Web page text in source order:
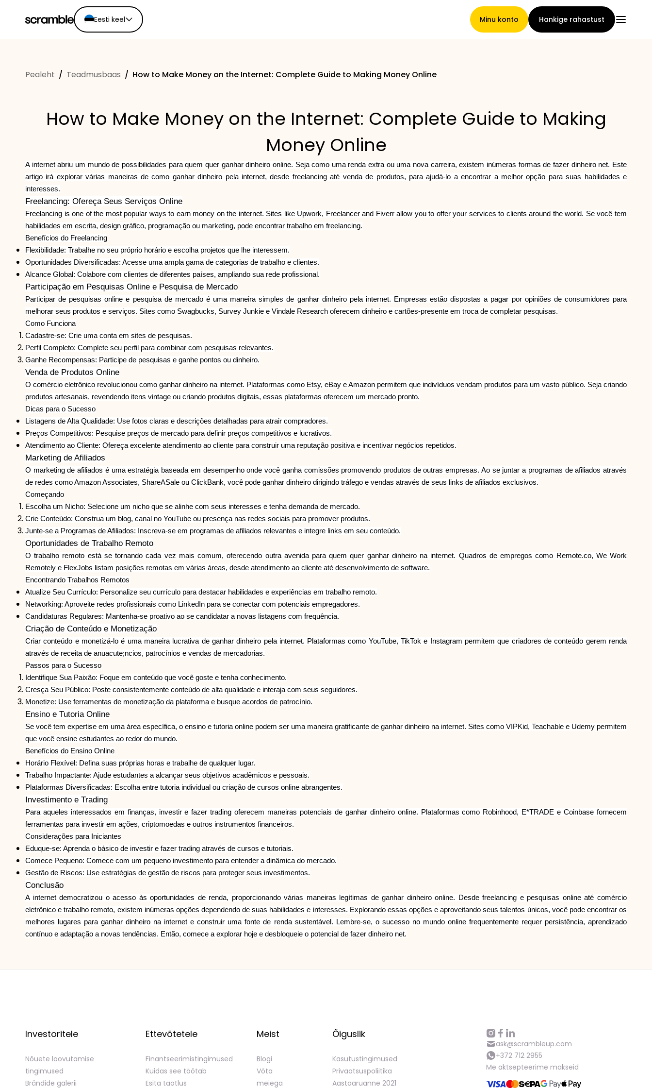
Eesti keel
Español
Deutsch
Minu konto Hankige rahastust
Pealeht / Teadmusbaas / How to Make Money on the Internet: Complete Guide to Making Money Online
How to Make Money on the Internet: Complete Guide to Making
Money Online
A internet abriu um mundo de possibilidades para quem quer ganhar dinheiro online. Seja como uma renda extra ou uma nova carreira, existem inúmeras formas de fazer dinheiro net. Este
artigo irá explorar várias maneiras de como ganhar dinheiro pela internet, desde freelancing até venda de produtos, para ajudá-lo a encontrar a melhor opção para suas habilidades e
interesses.
Freelancing: Ofereça Seus Serviços Online
Freelancing is one of the most popular ways to earn money on the internet. Sites like Upwork, Freelancer and Fiverr allow you to offer your services to clients around the world. Se você tem
habilidades em escrita, design gráfico, programação ou marketing, pode encontrar trabalho em freelancing.
Benefícios do Freelancing
Flexibilidade: Trabalhe no seu próprio horário e escolha projetos que lhe interessem.
Oportunidades Diversificadas: Acesse uma ampla gama de categorias de trabalho e clientes.
Alcance Global: Colabore com clientes de diferentes países, ampliando sua rede profissional.
Participação em Pesquisas Online e Pesquisa de Mercado
Participar de pesquisas online e pesquisa de mercado é uma maneira simples de ganhar dinheiro pela internet. Empresas estão dispostas a pagar por opiniões de consumidores para
melhorar seus produtos e serviços. Sites como Swagbucks, Survey Junkie e Vindale Research oferecem dinheiro e cartões-presente em troca de completar pesquisas.
Como Funciona
Cadastre-se: Crie uma conta em sites de pesquisas.
Perfil Completo: Complete seu perfil para combinar com pesquisas relevantes.
Ganhe Recompensas: Participe de pesquisas e ganhe pontos ou dinheiro.
Venda de Produtos Online
O comércio eletrônico revolucionou como ganhar dinheiro na internet. Plataformas como Etsy, eBay e Amazon permitem que indivíduos vendam produtos para um vasto público. Seja criando
produtos artesanais, revendendo itens vintage ou criando produtos digitais, essas plataformas oferecem um mercado pronto.
Dicas para o Sucesso
Listagens de Alta Qualidade: Use fotos claras e descrições detalhadas para atrair compradores.
Preços Competitivos: Pesquise preços de mercado para definir preços competitivos e lucrativos.
Atendimento ao Cliente: Ofereça excelente atendimento ao cliente para construir uma reputação positiva e incentivar negócios repetidos.
Marketing de Afiliados
O marketing de afiliados é uma estratégia baseada em desempenho onde você ganha comissões promovendo produtos de outras empresas. Ao se juntar a programas de afiliados através
de redes como Amazon Associates, ShareASale ou ClickBank, você pode ganhar dinheiro dirigindo tráfego e vendas através de seus links de afiliados exclusivos.
Começando
Escolha um Nicho: Selecione um nicho que se alinhe com seus interesses e tenha demanda de mercado.
Crie Conteúdo: Construa um blog, canal no YouTube ou presença nas redes sociais para promover produtos.
Junte-se a Programas de Afiliados: Inscreva-se em programas de afiliados relevantes e integre links em seu conteúdo.
Oportunidades de Trabalho Remoto
O trabalho remoto está se tornando cada vez mais comum, oferecendo outra avenida para quem quer ganhar dinheiro na internet. Quadros de empregos como Remote.co, We Work
Remotely e FlexJobs listam posições remotas em várias áreas, desde atendimento ao cliente até desenvolvimento de software.
Encontrando Trabalhos Remotos
Atualize Seu Currículo: Personalize seu currículo para destacar habilidades e experiências em trabalho remoto.
Networking: Aproveite redes profissionais como LinkedIn para se conectar com potenciais empregadores.
Candidaturas Regulares: Mantenha-se proativo ao se candidatar a novas listagens com frequência.
Criação de Conteúdo e Monetização
Criar conteúdo e monetizá-lo é uma maneira lucrativa de ganhar dinheiro pela internet. Plataformas como YouTube, TikTok e Instagram permitem que criadores de conteúdo gerem renda
através de receita de anuacute;ncios, patrocínios e vendas de mercadorias.
Passos para o Sucesso
Identifique Sua Paixão: Foque em conteúdo que você goste e tenha conhecimento.
Cresça Seu Público: Poste consistentemente conteúdo de alta qualidade e interaja com seus seguidores.
Monetize: Use ferramentas de monetização da plataforma e busque acordos de patrocínio.
Ensino e Tutoria Online
Se você tem expertise em uma área específica, o ensino e tutoria online podem ser uma maneira gratificante de ganhar dinheiro na internet. Sites como VIPKid, Teachable e Udemy permitem
que você ensine estudantes ao redor do mundo.
Benefícios do Ensino Online
Horário Flexível: Defina suas próprias horas e trabalhe de qualquer lugar.
Trabalho Impactante: Ajude estudantes a alcançar seus objetivos acadêmicos e pessoais.
Plataformas Diversificadas: Escolha entre tutoria individual ou criação de cursos online abrangentes.
Investimento e Trading
Para aqueles interessados em finanças, investir e fazer trading oferecem maneiras potenciais de ganhar dinheiro online. Plataformas como Robinhood, E*TRADE e Coinbase fornecem
ferramentas para investir em ações, criptomoedas e outros instrumentos financeiros.
Considerações para Iniciantes
Eduque-se: Aprenda o básico de investir e fazer trading através de cursos e tutoriais.
Comece Pequeno: Comece com um pequeno investimento para entender a dinâmica do mercado.
Gestão de Riscos: Use estratégias de gestão de riscos para proteger seus investimentos.
Conclusão
A internet democratizou o acesso às oportunidades de renda, proporcionando várias maneiras legítimas de ganhar dinheiro online. Desde freelancing e pesquisas online até comércio
eletrônico e trabalho remoto, existem inúmeras opções dependendo de suas habilidades e interesses. Explorando essas opções e aproveitando seus talentos únicos, você pode encontrar os
melhores lugares para ganhar dinheiro na internet e construir uma fonte de renda sustentável. Lembre-se, o sucesso no mundo online frequentemente requer persistência, aprendizado
contínuo e adaptação a novas tendências. Então, comece a explorar hoje e desbloqueie o potencial de fazer dinheiro net.
Investoritele
Nõuete loovutamise
tingimused
Brändide galerii
Ettevõtetele
Finantseerimistingimused
Kuidas see töötab
Esita taotlus
Meist
Blogi
Võta
meiega
Õiguslik
Kasutustingimused
Privaatsuspoliitika
Aastaaruanne 2021
ask@scrambleup.com
+372 712 2955
Me aktsepteerime makseid